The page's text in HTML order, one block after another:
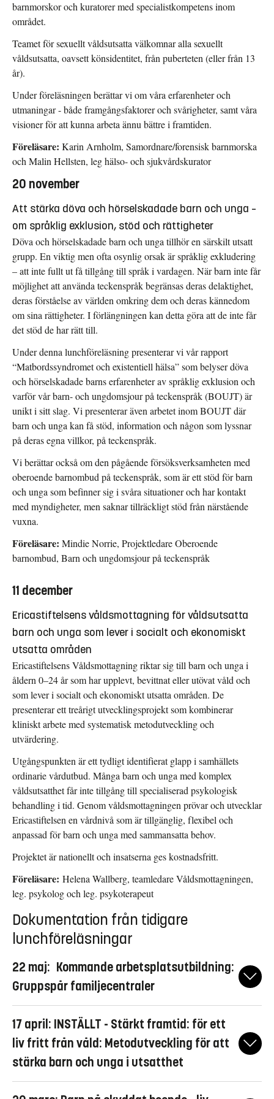
barnmorskor och kuratorer med specialistkompetens inom
området.
Teamet för sexuellt våldsutsatta välkomnar alla sexuellt
våldsutsatta, oavsett könsidentitet, från puberteten (eller från 13
år).
Under föreläsningen berättar vi om våra erfarenheter och
utmaningar - både framgångsfaktorer och svårigheter, samt våra
visioner för att kunna arbeta ännu bättre i framtiden.
Föreläsare: Karin Arnholm, Samordnare/forensisk barnmorska
och Malin Hellsten, leg hälso- och sjukvårdskurator
20 november
Att stärka döva och hörselskadade barn och unga –
om språklig exklusion, stöd och rättigheter
Döva och hörselskadade barn och unga tillhör en särskilt utsatt
grupp. En viktig men ofta osynlig orsak är språklig exkludering
– att inte fullt ut få tillgång till språk i vardagen. När barn inte får
möjlighet att använda teckenspråk begränsas deras delaktighet,
deras förståelse av världen omkring dem och deras kännedom
om sina rättigheter. I förlängningen kan detta göra att de inte får
det stöd de har rätt till.
Under denna lunchföreläsning presenterar vi vår rapport
“Matbordssyndromet och existentiell hälsa” som belyser döva
och hörselskadade barns erfarenheter av språklig exklusion och
varför vår barn- och ungdomsjour på teckenspråk (BOUJT) är
unikt i sitt slag. Vi presenterar även arbetet inom BOUJT där
barn och unga kan få stöd, information och någon som lyssnar
på deras egna villkor, på teckenspråk.
Vi berättar också om den pågående försöksverksamheten med
oberoende barnombud på teckenspråk, som är ett stöd för barn
och unga som befinner sig i svåra situationer och har kontakt
med myndigheter, men saknar tillräckligt stöd från närstående
vuxna.
Föreläsare: Mindie Norrie, Projektledare Oberoende
barnombud, Barn och ungdomsjour på teckenspråk
11 december
Ericastiftelsens våldsmottagning för våldsutsatta
barn och unga som lever i socialt och ekonomiskt
utsatta områden
Ericastiftelsens Våldsmottagning riktar sig till barn och unga i
åldern 0–24 år som har upplevt, bevittnat eller utövat våld och
som lever i socialt och ekonomiskt utsatta områden. De
presenterar ett treårigt utvecklingsprojekt som kombinerar
kliniskt arbete med systematisk metodutveckling och
utvärdering.
Utgångspunkten är ett tydligt identifierat glapp i samhällets
ordinarie vårdutbud. Många barn och unga med komplex
våldsutsatthet får inte tillgång till specialiserad psykologisk
behandling i tid. Genom våldsmottagningen prövar och utvecklar
Ericastiftelsen en vårdnivå som är tillgänglig, flexibel och
anpassad för barn och unga med sammansatta behov.
Projektet är nationellt och insatserna ges kostnadsfritt.
Föreläsare: Helena Wallberg, teamledare Våldsmottagningen,
leg. psykolog och leg. psykoterapeut
Dokumentation från tidigare
lunchföreläsningar
22 maj: Kommande arbetsplatsutbildning:
Gruppspår familjecentraler
fram en arbetsplatsutbildning för familjecentraler. Gruppspåret är
en digital och kostnadsfri utbildning med sin grund i Barnafrids
basprogram våld mot barn anpassad till arbetet på en
familjecentral. Den har tagits fram i samarbete med bland annat
familjecentraler i Jönköpings och Linköpings kommun. En
17 april: INSTÄLLT - Stärkt framtid: för ett
liv fritt från våld: Metodutveckling för att
stärka barn och unga i utsatthet